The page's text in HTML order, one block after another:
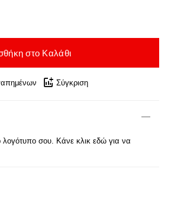
στο Καλάθι
Σύγκριση
σου. Κάνε κλικ εδώ για να